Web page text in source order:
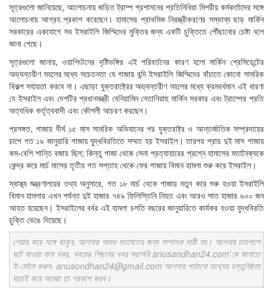
সূত্রগুলো জানিয়েছে, আলোচনায় জড়িত ট্রাম্প প্রশাসনের প্রতিনিধিরা মিশরীয় কর্মকর্তাদের সঙ্গে
আলোচনায় আগ্রহ প্রকাশ করেছেন। হামাসের প্রাথমিক নিরস্ত্রীকরণের সম্ভাব্য ছাড় মার্কিন
সরকারের একযোগে সব ইসরাইলি জিম্মিদের মুক্তির জন্য একটি চুক্তিতে পৌঁছানোর চেষ্টা বলে
জানা গেছে।
সূত্রগুলো জানায়, ওয়াশিংটনের দৃষ্টিভঙ্গির এই পরিবর্তনের কারণ হলো মার্কিন প্রেসিডেন্টের
অভ্যন্তরীণ মহলের মধ্যে সচেতনতা যে গাজায় বন্দি ইসরাইলি জিম্মিদের বাঁচাতে কোনো সামরিক
বিকল্প সহায়তা করবে না। এছাড়া যুক্তরাষ্ট্রের অভ্যন্তরীণ মহলের মধ্যে ক্রমবর্ধমান এই ধারণা
যে ইসরাইল এবং দেশটির প্রধানমন্ত্রী বেনিয়ামিন নেতানিয়াহু মার্কিন সরকার এবং ট্রাম্পের প্রতি
অত্যধিক কর্তৃত্ববাদী এবং কৌশলী আচরণ করছেন।
প্রসঙ্গত, গাজায় দীর্ঘ ১৫ মাস সামরিক অভিযানের পর যুক্তরাষ্ট্র ও আন্তর্জাতিক সম্প্রদায়ের
চাপে গত ১৯ জানুয়ারি গাজায় যুদ্ধবিরতিতে সম্মত হয় ইসরাইল। তারপর প্রায় দুই মাস গাজায়
কম-বেশি শান্তি বজায় ছিল; কিন্তু গাজা থেকে সেনা প্রত্যাহারের প্রশ্নে হামাসের মতানৈক্যকে
কেন্দ্র করে মার্চ মাসের তৃতীয় গত সপ্তাহ থেকে ফের গাজায় বিমান হামলা শুরু করে ইসরাইল।
স্বাস্থ্য মন্ত্রণালয়ের তথ্য অনুসারে, গত ১৮ মার্চ থেকে গাজায় নতুন করে শুরু হওয়া ইসরাইলি
বিমান হামলায় এখন পর্যন্ত দুই হাজার ৭৪৯ ফিলিস্তিনি নিহত এবং আরও সাত হাজার ৬০০ জন
আহত হয়েছেন। ইসরাইলের বর্বর এই হামলা চলতি বছরের জানুয়ারিতে কার্যকর হওয়া যুদ্ধবিরতি
চুক্তি ভেঙে দিয়েছে।
শেয়ার করে সঙ্গে থাকুন, আপনার অশুভ মতামতের জন্য সম্পাদক দায়ী নয়। আপনার চারপাশে
ঘটে যাওয়া নানা খবর, খবরের পিছনের খবর সরাসরি anusandhan24.com'কে জানাতে
ই-মেইল করুন- anusondhan24@gmail.com আপনার পাঠানো তথ্যের বস্তুনিষ্ঠতা
যাচাই করে আমরা তা প্রকাশ করব।